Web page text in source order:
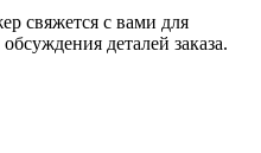
свяжется с вами для
деталей заказа.